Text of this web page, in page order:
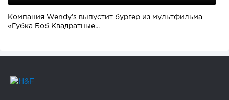
Компания Wendy’s выпустит бургер из мультфильма
«Губка Боб Квадратные...